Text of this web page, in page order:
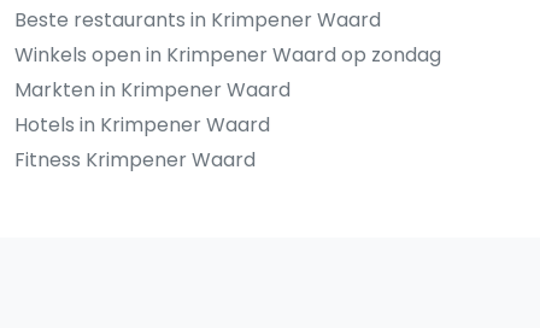
Beste restaurants in Krimpener Waard
Winkels open in Krimpener Waard op zondag
Markten in Krimpener Waard
Hotels in Krimpener Waard
Fitness Krimpener Waard